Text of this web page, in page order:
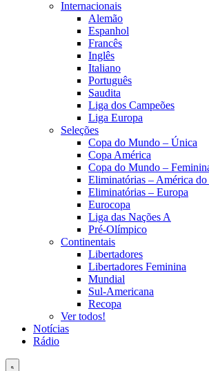
Internacionais
Alemão
Espanhol
Francês
Inglês
Italiano
Português
Saudita
Liga dos Campeões
Liga Europa
Seleções
Copa do Mundo – Única
Copa América
Copa do Mundo –
Eliminatórias – América do
Eliminatórias – Europa
Eurocopa
Liga das Nações A
Pré-Olímpico
Continentais
Libertadores
Libertadores Feminina
Mundial
Sul-Americana
Recopa
Ver todos!
Notícias
Rádio